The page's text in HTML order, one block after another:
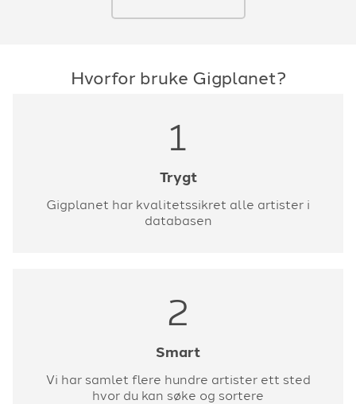
Hvorfor bruke Gigplanet?
1
Trygt
Gigplanet har kvalitetssikret alle artister i
databasen
2
Smart
Vi har samlet flere hundre artister ett sted
hvor du kan søke og sortere